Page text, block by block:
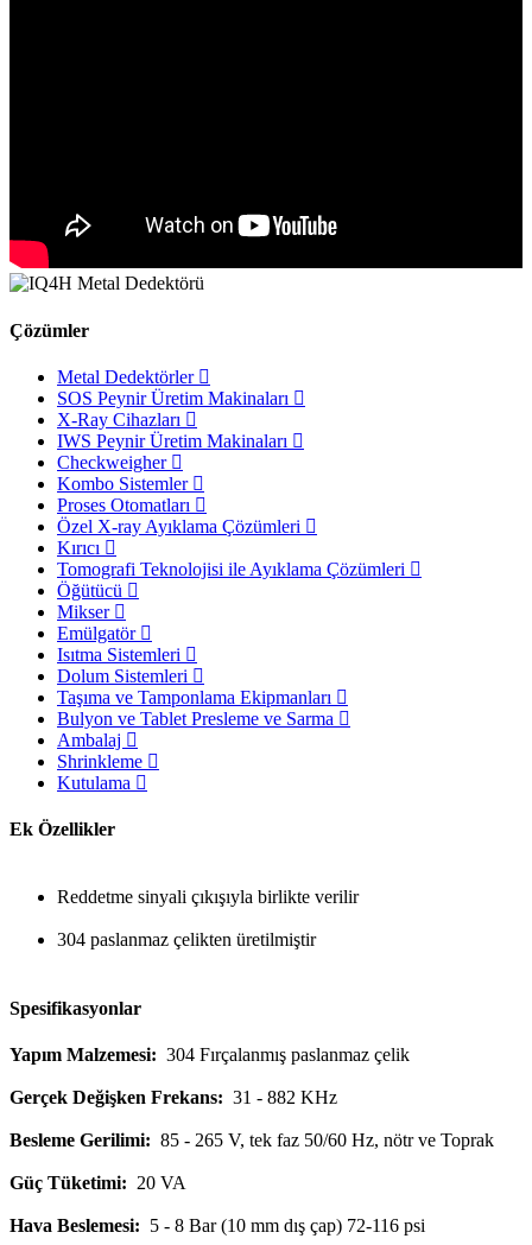
Çözümler
Metal Dedektörler
SOS Peynir Üretim Makinaları
X-Ray Cihazları
IWS Peynir Üretim Makinaları
Checkweigher
Kombo Sistemler
Proses Otomatları
Özel X-ray Ayıklama Çözümleri
Kırıcı
Tomografi Teknolojisi ile Ayıklama Çözümleri
Öğütücü
Mikser
Emülgatör
Isıtma Sistemleri
Dolum Sistemleri
Taşıma ve Tamponlama Ekipmanları
Bulyon ve Tablet Presleme ve Sarma
Ambalaj
Shrinkleme
Kutulama
Ek Özellikler
Reddetme sinyali çıkışıyla birlikte verilir
304 paslanmaz çelikten üretilmiştir
Spesifikasyonlar
Yapım Malzemesi: 304 Fırçalanmış paslanmaz çelik
Gerçek Değişken Frekans: 31 - 882 KHz
Besleme Gerilimi: 85 - 265 V, tek faz 50/60 Hz, nötr ve Toprak
Güç Tüketimi: 20 VA
Hava Beslemesi: 5 - 8 Bar (10 mm dış çap) 72-116 psi